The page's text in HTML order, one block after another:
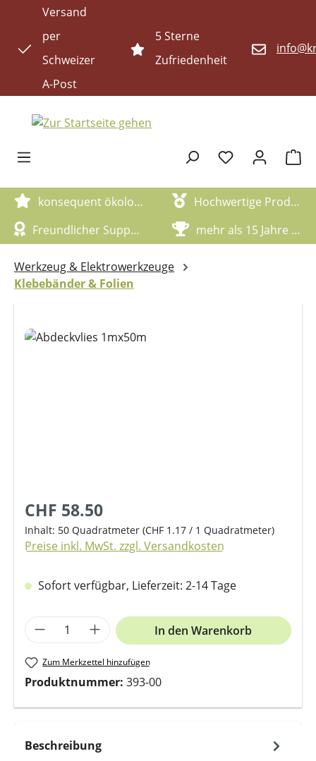
Zum Hauptinhalt springen
Versand
per
Schweizer
A-Post
5 Sterne
Zufriedenheit
konsequent ökologische Artikel
Hochwertige Produktqualität
Freundlicher Support
mehr als 15 Jahre Erfahrung
Werkzeug & Elektrowerkzeuge
Klebebänder & Folien
Bildergalerie überspringen
CHF 58.50
Inhalt: 50 Quadratmeter (CHF 1.17 / 1 Quadratmeter)
Preise inkl. MwSt. zzgl. Versandkosten
Sofort verfügbar, Lieferzeit: 2-14 Tage
Produkt Anzahl: Gib den
In den Warenkorb
Zum Merkzettel hinzufügen
Produktnummer: 393-00
Beschreibung